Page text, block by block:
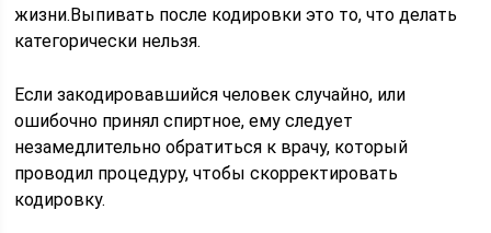
жизни.Выпивать после кодировки это то, что делать
категорически нельзя.
Если закодировавшийся человек случайно, или
ошибочно принял спиртное, ему следует
незамедлительно обратиться к врачу, который
проводил процедуру, чтобы скорректировать
кодировку.